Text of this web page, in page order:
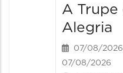
A Trupe
Alegria
07/08/
07/08/2026